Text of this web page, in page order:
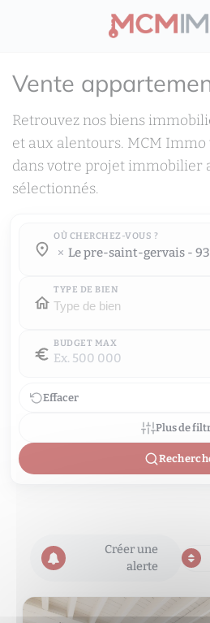
Vente
Retrouvez nos biens
et aux alentours. MCM Immo
dans votre projet immobilier
sélectionnés.
OÙ CHERCHEZ-VOUS ?
Où cherchez-vous ?
le pre-saint-gervais -
Où cherchez-vous ?
TYPE DE BIEN
BUDGET MAX
Effacer
Plus de
Créer une
alerte